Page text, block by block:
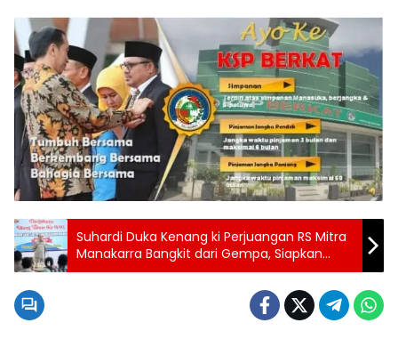
Suhardi Duka Kenang ki Perjuangan RS Mitra
Manakarra Bangkit dari Gempa, Siapkan
Ekspansi pada 2027